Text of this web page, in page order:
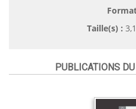
Taille(s) :
PUBLICATIONS